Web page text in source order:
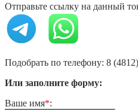
Отправьте ссылку на данный
Подобрать по телефону: 8
Или заполните форму:
Ваше имя*: